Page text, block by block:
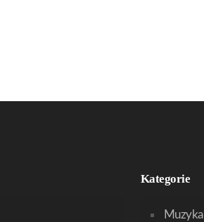
Kategorie
Muzyka